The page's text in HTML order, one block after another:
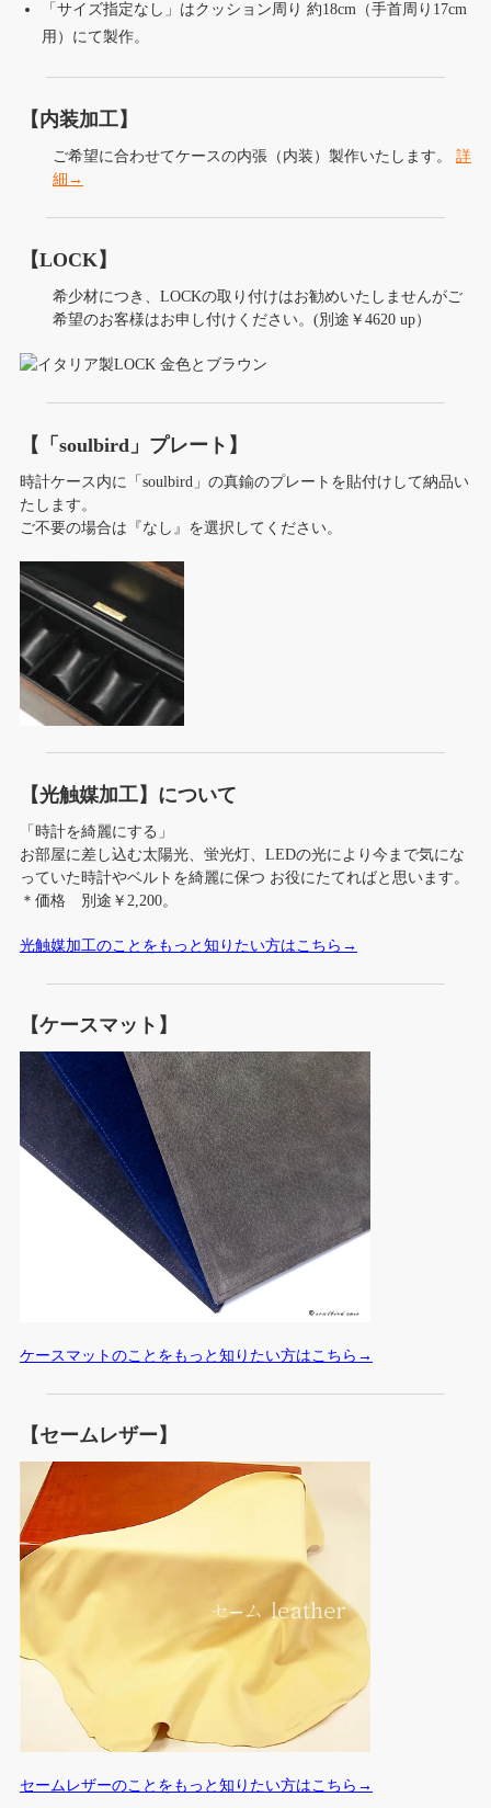
「サイズ指定なし」はクッション周り 約18cm（手首周り17cm
用）にて製作。
【内装加工】
ご希望に合わせてケースの内張（内装）製作いたします。 詳
細→
【LOCK】
希少材につき、LOCKの取り付けはお勧めいたしませんがご
希望のお客様はお申し付けください。(別途￥4620 up）
【「soulbird」プレート】
時計ケース内に「soulbird」の真鍮のプレートを貼付けして納品い
たします。
ご不要の場合は『なし』を選択してください。
【光触媒加工】について
「時計を綺麗にする」
お部屋に差し込む太陽光、蛍光灯、LEDの光により今まで気にな
っていた時計やベルトを綺麗に保つ お役にたてればと思います。
＊価格 別途￥2,200。
光触媒加工のことをもっと知りたい方はこちら→
【ケースマット】
ケースマットのことをもっと知りたい方はこちら→
【セームレザー】
セームレザーのことをもっと知りたい方はこちら →